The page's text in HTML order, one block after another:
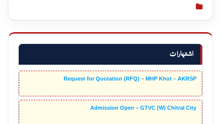
اشتہارات
Request for Quotation (RFQ) – MHP Khot – AKRSP
Admission Open – GTVC (W) Chitral City